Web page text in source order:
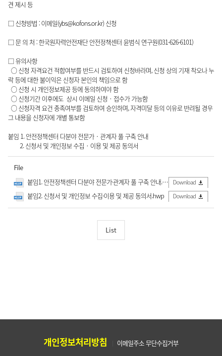
견 제시 등
□ 신청방법 : 이메일(ybs@kofons.or.kr) 신청
□ 문 의 처 : 한국원자력안전재단 안전정책센터 윤범식 연구원(031-626-6101)
□ 유의사항
○ 신청 자격요건 적합여부를 반드시 검토하여 신청바라며, 신청 상의 기재 착오나 누
락 등에 대한 불이익은 신청자 본인의 책임으로 함
○ 신청 시 개인정보제공 등에 동의하여야 함
○ 신청기간 이후에도 상시 이메일 신청‧접수가 가능함
○ 신청자격 요건 충족여부를 검토하여 승인하며, 자격미달 등의 이유로 반려될 경우
그 내용을 신청자에 개별 통보함
붙임 1. 안전정책센터 다분야 전문가‧관계자 풀 구축 안내
2. 신청서 및 개인정보 수집‧이용 및 제공 동의서
File
붙임1. 안전정책센터 다분야 전문가·관계자 풀 구축 안내.hwp
Download
붙임2. 신청서 및 개인정보 수집·이용 및 제공 동의서.hwp Download
List
개인정보처리방침
이메일주소 무단수집거부